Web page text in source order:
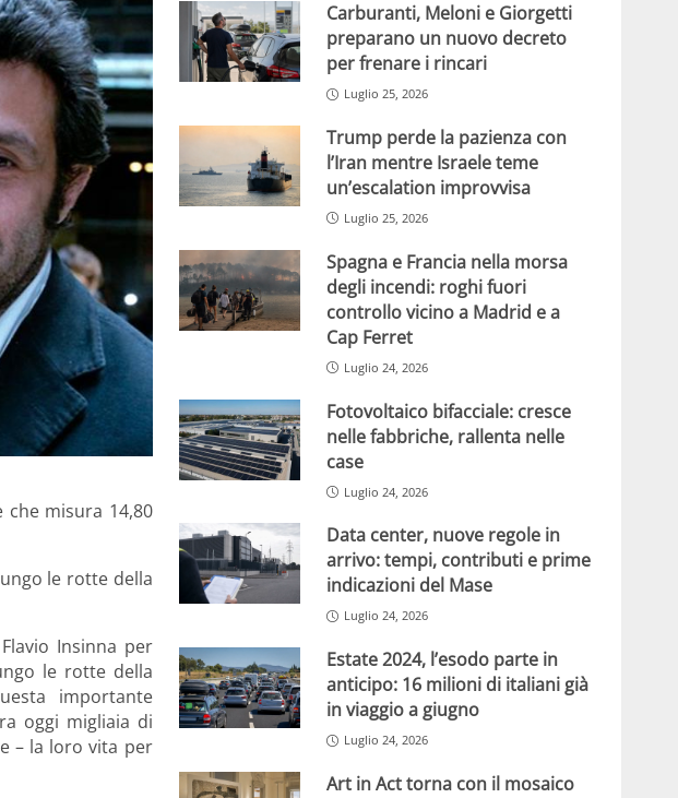
che misura 14,80
le rotte della
Insinna per
le rotte della
importante
oggi migliaia di
– la loro vita per
Carburanti, Meloni e Giorgetti
preparano un nuovo decreto
per frenare i rincari
Luglio 25, 2026
Trump perde la pazienza con
l’Iran mentre Israele teme
un’escalation improvvisa
Luglio 25, 2026
Spagna e Francia nella morsa
degli incendi: roghi fuori
controllo vicino a Madrid e a
Cap Ferret
Luglio 24, 2026
Fotovoltaico bifacciale: cresce
nelle fabbriche, rallenta nelle
case
Luglio 24, 2026
Data center, nuove regole in
arrivo: tempi, contributi e prime
indicazioni del Mase
Luglio 24, 2026
Estate 2024, l’esodo parte in
anticipo: 16 milioni di italiani già
in viaggio a giugno
Luglio 24, 2026
Art in Act torna con il mosaico